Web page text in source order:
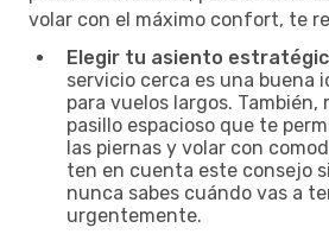
volar con el máximo confort, te
Elegir tu asiento
servicio cerca es una buena
para vuelos largos. También,
pasillo espacioso que te
las piernas y volar con
ten en cuenta este consejo
nunca sabes cuándo vas a
urgentemente.